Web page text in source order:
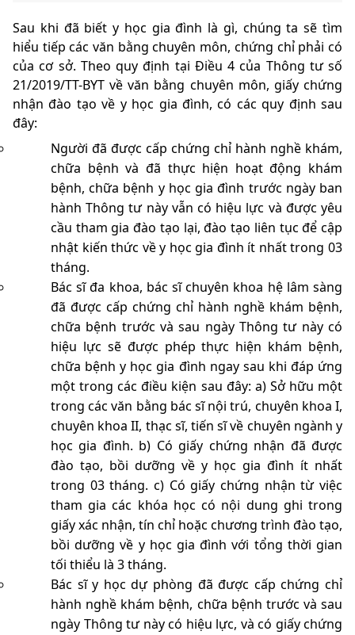
Sau khi đã biết y học gia đình là gì, chúng ta sẽ tìm
hiểu tiếp các văn bằng chuyên môn, chứng chỉ phải có
của cơ sở. Theo quy định tại Điều 4 của Thông tư số
21/2019/TT-BYT về văn bằng chuyên môn, giấy chứng
nhận đào tạo về y học gia đình, có các quy định sau
đây:
Người đã được cấp chứng chỉ hành nghề khám,
chữa bệnh và đã thực hiện hoạt động khám
bệnh, chữa bệnh y học gia đình trước ngày ban
hành Thông tư này vẫn có hiệu lực và được yêu
cầu tham gia đào tạo lại, đào tạo liên tục để cập
nhật kiến thức về y học gia đình ít nhất trong 03
tháng.
Bác sĩ đa khoa, bác sĩ chuyên khoa hệ lâm sàng
đã được cấp chứng chỉ hành nghề khám bệnh,
chữa bệnh trước và sau ngày Thông tư này có
hiệu lực sẽ được phép thực hiện khám bệnh,
chữa bệnh y học gia đình ngay sau khi đáp ứng
một trong các điều kiện sau đây: a) Sở hữu một
trong các văn bằng bác sĩ nội trú, chuyên khoa I,
chuyên khoa II, thạc sĩ, tiến sĩ về chuyên ngành y
học gia đình. b) Có giấy chứng nhận đã được
đào tạo, bồi dưỡng về y học gia đình ít nhất
trong 03 tháng. c) Có giấy chứng nhận từ việc
tham gia các khóa học có nội dung ghi trong
giấy xác nhận, tín chỉ hoặc chương trình đào tạo,
bồi dưỡng về y học gia đình với tổng thời gian
tối thiểu là 3 tháng.
Bác sĩ y học dự phòng đã được cấp chứng chỉ
hành nghề khám bệnh, chữa bệnh trước và sau
ngày Thông tư này có hiệu lực, và có giấy chứng